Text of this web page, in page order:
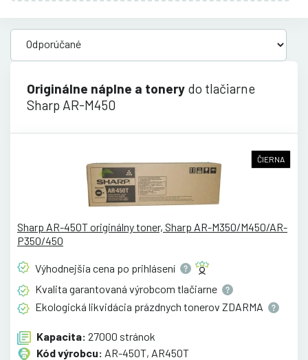
Originálne náplne a tonery do tlačiarne
Sharp AR-M450
ČIERNA
Sharp AR-450T originálny toner, Sharp AR-M350/M450/AR-
P350/450
Výhodnejšia cena po prihlásení
Kvalita garantovaná výrobcom tlačiarne
Ekologická likvidácia prázdnych tonerov ZDARMA
Kapacita: 27000 stránok
Kód výrobcu: AR-450T, AR450T